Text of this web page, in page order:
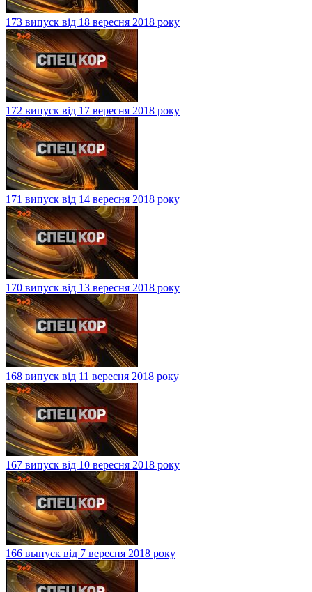
173 випуск від 18 вересня 2018 року
172 випуск від 17 вересня 2018 року
171 випуск від 14 вересня 2018 року
170 випуск від 13 вересня 2018 року
168 випуск від 11 вересня 2018 року
167 випуск від 10 вересня 2018 року
166 выпуск від 7 вересня 2018 року